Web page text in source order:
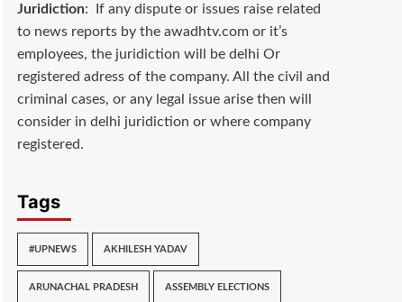
Juridiction: If any dispute or issues raise related
to news reports by the awadhtv.com or it’s
employees, the juridiction will be delhi Or
registered adress of the company. All the civil and
criminal cases, or any legal issue arise then will
consider in delhi juridiction or where company
registered.
Tags
#UPNEWS AKHILESH YADAV
ARUNACHAL PRADESH ASSEMBLY ELECTIONS